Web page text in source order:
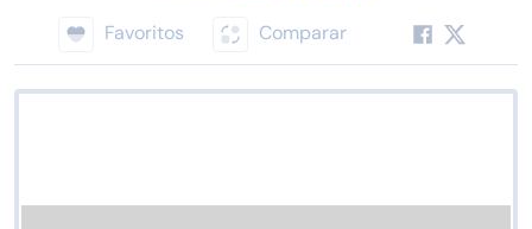
Favoritos Comparar